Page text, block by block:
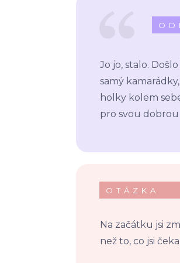
Jo jo, stalo.
samý
holky kolem
pro svou dobrou
OTÁZKA
Na začátku jsi
než to, co jsi